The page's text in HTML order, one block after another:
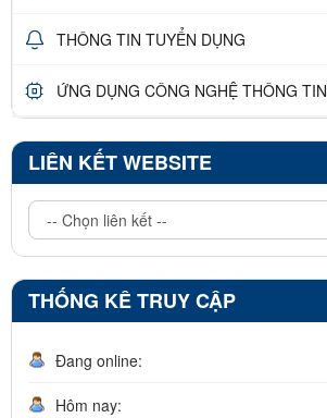
THÔNG TIN TUYỂN DỤNG
ỨNG DỤNG CÔNG NGHỆ THÔNG TIN
LIÊN KẾT WEBSITE
THỐNG KÊ TRUY CẬP
Đang online:
Hôm nay: